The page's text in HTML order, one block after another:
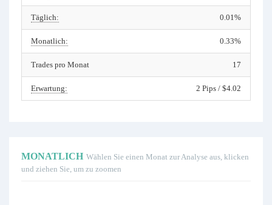
Täglich: 0.01%
Monatlich: 0.33%
Trades pro Monat 17
Erwartung: 2 Pips / $4.02
MONATLICH Wählen Sie einen Monat zur Analyse aus, klicken
und ziehen Sie, um zu zoomen